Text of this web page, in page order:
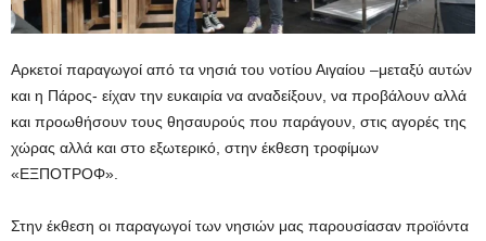
Αρκετοί παραγωγοί από τα νησιά του νοτίου Αιγαίου –μεταξύ αυτών
και η Πάρος- είχαν την ευκαιρία να αναδείξουν, να προβάλουν αλλά
και προωθήσουν τους θησαυρούς που παράγουν, στις αγορές της
χώρας αλλά και στο εξωτερικό, στην έκθεση τροφίμων
«ΕΞΠΟΤΡΟΦ».
Στην έκθεση οι παραγωγοί των νησιών μας παρουσίασαν προϊόντα